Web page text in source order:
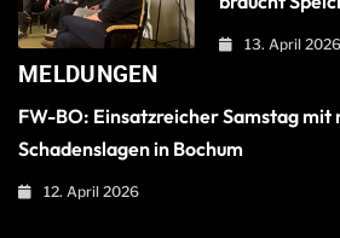
13. April 2026
MELDUNGEN
FW-BO: Einsatzreicher Samstag mit
Schadenslagen in Bochum
12. April 2026